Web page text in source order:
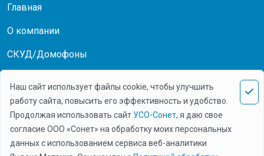
Главная
О компании
СКУД/Домофоны
Документы
Контакты
Наш сайт использует файлы cookie, чтобы улучшить
работу сайта, повысить его эффективность и удобство.
Продолжая использовать сайт УСО-Сонет, я даю свое
согласие ООО «Сонет» на обработку моих персональных
данных с использованием сервиса веб-аналитики